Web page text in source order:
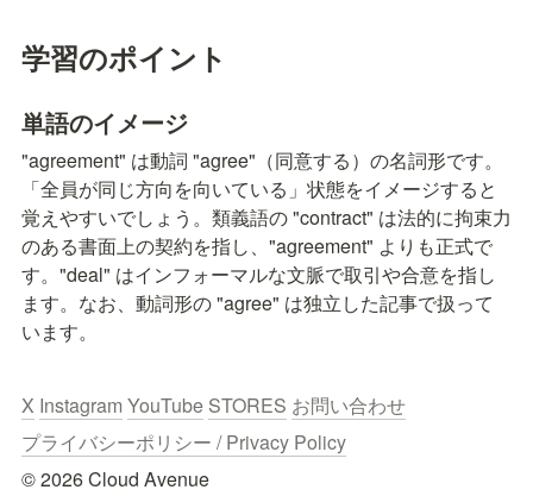
学習のポイント
単語のイメージ
"agreement" は動詞 "agree"（同意する）の名詞形です。
「全員が同じ方向を向いている」状態をイメージすると
覚えやすいでしょう。類義語の "contract" は法的に拘束力
のある書面上の契約を指し、"agreement" よりも正式で
す。"deal" はインフォーマルな文脈で取引や合意を指し
ます。なお、動詞形の "agree" は独立した記事で扱って
います。
X Instagram YouTube STORES お問い合わせ
プライバシーポリシー / Privacy Policy
© 2026 Cloud Avenue